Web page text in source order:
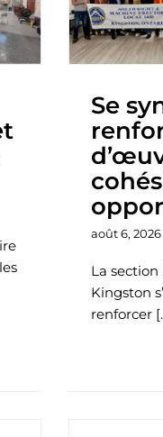
Se
août 6, 2026
La section
Kingston
renforcer